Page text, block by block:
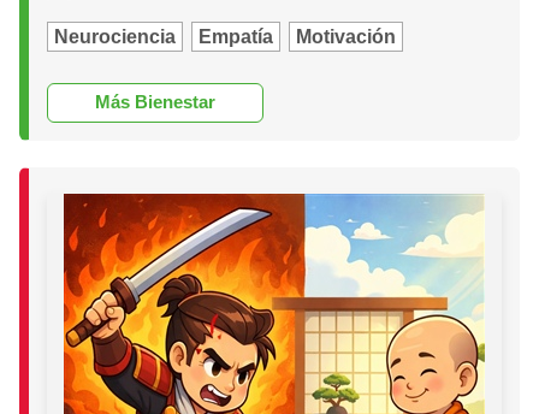
Neurociencia Empatía Motivación
Más Bienestar